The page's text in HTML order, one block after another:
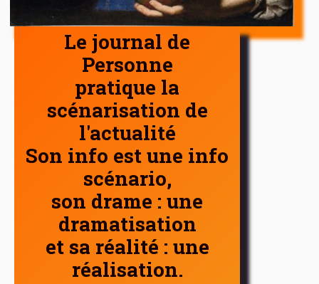
Le journal de
Personne
pratique la
scénarisation de
l'actualité
Son info est une info
scénario,
son drame : une
dramatisation
et sa réalité : une
réalisation.